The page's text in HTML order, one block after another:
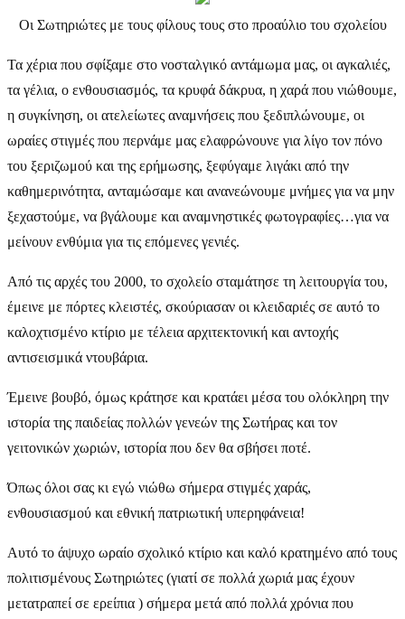
Οι Σωτηριώτες με τους φίλους τους στο προαύλιο του σχολείου
Τα χέρια που σφίξαμε στο νοσταλγικό αντάμωμα μας, οι αγκαλιές,
τα γέλια, ο ενθουσιασμός, τα κρυφά δάκρυα, η χαρά που νιώθουμε,
η συγκίνηση, οι ατελείωτες αναμνήσεις που ξεδιπλώνουμε, οι
ωραίες στιγμές που περνάμε μας ελαφρώνουνε για λίγο τον πόνο
του ξεριζωμού και της ερήμωσης, ξεφύγαμε λιγάκι από την
καθημερινότητα, ανταμώσαμε και ανανεώνουμε μνήμες για να μην
ξεχαστούμε, να βγάλουμε και αναμνηστικές φωτογραφίες…για να
μείνουν ενθύμια για τις επόμενες γενιές.
Από τις αρχές του 2000, το σχολείο σταμάτησε τη λειτουργία του,
έμεινε με πόρτες κλειστές, σκούριασαν οι κλειδαριές σε αυτό το
καλοχτισμένο κτίριο με τέλεια αρχιτεκτονική και αντοχής
αντισεισμικά ντουβάρια.
Έμεινε βουβό, όμως κράτησε και κρατάει μέσα του ολόκληρη την
ιστορία της παιδείας πολλών γενεών της Σωτήρας και τον
γειτονικών χωριών, ιστορία που δεν θα σβήσει ποτέ.
Όπως όλοι σας κι εγώ νιώθω σήμερα στιγμές χαράς,
ενθουσιασμού και εθνική πατριωτική υπερηφάνεια!
Αυτό το άψυχο ωραίο σχολικό κτίριο και καλό κρατημένο από τους
πολιτισμένους Σωτηριώτες (γιατί σε πολλά χωριά μας έχουν
μετατραπεί σε ερείπια ) σήμερα μετά από πολλά χρόνια που